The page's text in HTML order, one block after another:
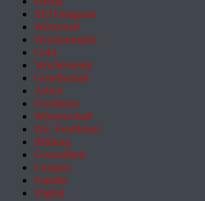
ZEITmagazin
Wirtschaft
Wochenmarkt
Geld
Wochenende
Gesellschaft
Arbeit
Feuilleton
Wissenschaft
Pol. Feuilleton
Bildung
Gesundheit
Campus
Familie
Digital